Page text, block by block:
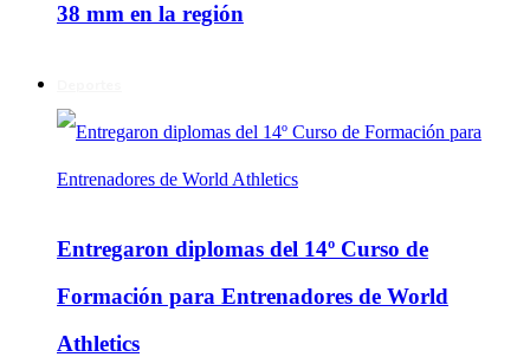
38 mm en la región
Entregaron diplomas del 14º Curso de
Formación para Entrenadores de World
Athletics